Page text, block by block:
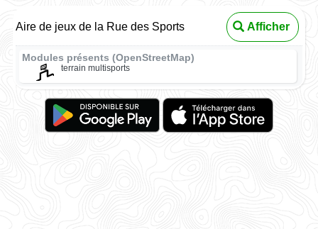
Aire de jeux de la Rue des Sports Afficher
Modules présents (OpenStreetMap)
terrain multisports